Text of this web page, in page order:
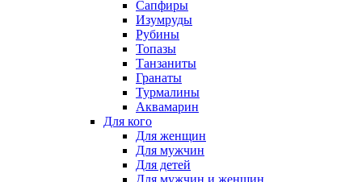
Сапфиры
Изумруды
Рубины
Топазы
Танзаниты
Гранаты
Турмалины
Аквамарин
Для кого
Для женщин
Для мужчин
Для детей
Для мужчин и женщин